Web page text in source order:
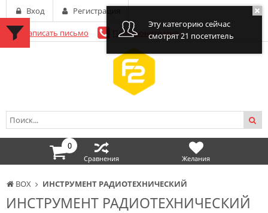
BOX ИНСТРУМЕНТ РАДИОТЕХНИЧЕСКИЙ
ИНСТРУМЕНТ РАДИОТЕХНИЧЕСКИЙ
Написать письмо Перезвоните мне
Вход Регистрация
0
Сравнения Желания
Эту категорию сейчас
смотрят 21 посетитель